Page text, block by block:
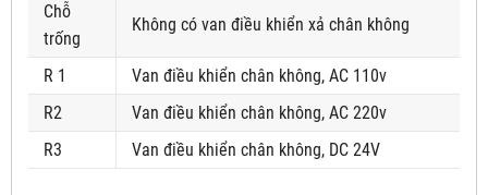
Chỗ
trống
Không có van điều khiển xả chân không
R 1
Van điều khiển chân không, AC 110v
R2
Van điều khiển chân không, AC 220v
R3
Van điều khiển chân không, DC 24V